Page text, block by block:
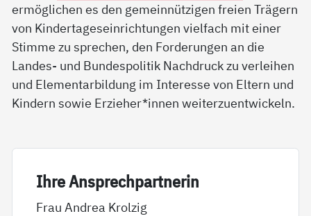
ermöglichen es den gemeinnützigen freien Trägern
von Kindertageseinrichtungen vielfach mit einer
Stimme zu sprechen, den Forderungen an die
Landes- und Bundespolitik Nachdruck zu verleihen
und Elementarbildung im Interesse von Eltern und
Kindern sowie Erzieher*innen weiterzuentwickeln.
Ih­re An­sp­rech­part­ne­rin
Frau Andrea Krolzig